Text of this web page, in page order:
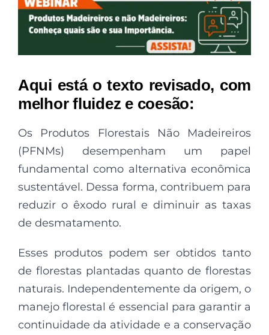
Aqui está o texto revisado, com
melhor fluidez e coesão:
Os Produtos Florestais Não Madeireiros
(PFNMs) desempenham um papel
fundamental como alternativa econômica
sustentável. Dessa forma, contribuem para
reduzir o êxodo rural e diminuir as taxas
de desmatamento.
Esses produtos podem ser obtidos tanto
de florestas plantadas quanto de florestas
naturais. Independentemente da origem, o
manejo florestal é essencial para garantir a
continuidade da atividade e a conservação